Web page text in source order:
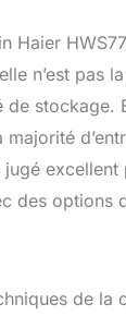
n’est pas
stockage.
des options
de la